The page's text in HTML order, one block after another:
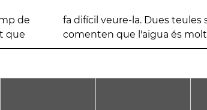
de
que
comenten que l'aigua és